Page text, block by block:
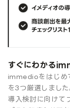
すぐにわかる
immedioをはじめ
を3つ厳選しました
導入検討に向けて